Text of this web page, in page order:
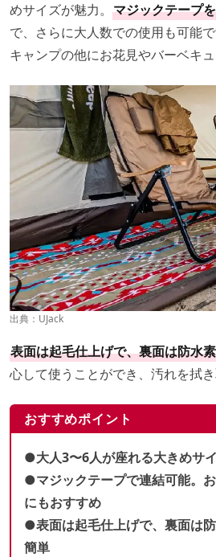
めサイズが魅力。 マジックテープ
で、さらに大人数での使用も可能で
キャンプの他にお花見やバーベキ
出典： UJack
表面は起毛仕上げで、裏面は防水
心して使うことができ、汚れを拭き
おすすめポイント
●大人3〜6人が座れる大きめサ
●マジックテープで連結可能。
にもおすすめ
●表面は起毛仕上げで、裏面は
簡単